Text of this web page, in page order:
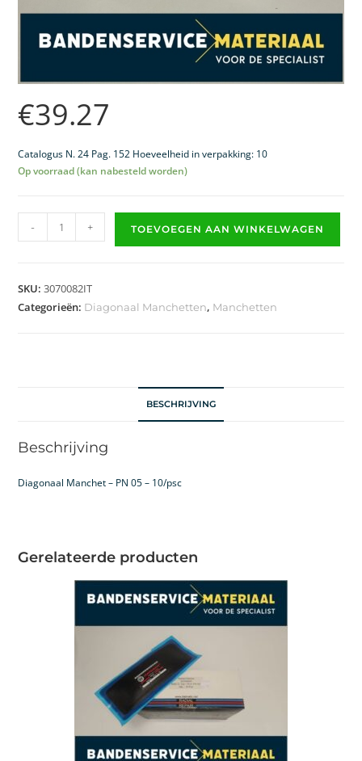
€39.27
Catalogus N. 24 Pag. 152 Hoeveelheid in verpakking: 10
Op voorraad (kan nabesteld worden)
- + TOEVOEGEN AAN WINKELWAGEN
SKU:3070082IT
Categorieën: Diagonaal Manchetten, Manchetten
BESCHRIJVING
Beschrijving
Diagonaal Manchet – PN 05 – 10/psc
Gerelateerde producten